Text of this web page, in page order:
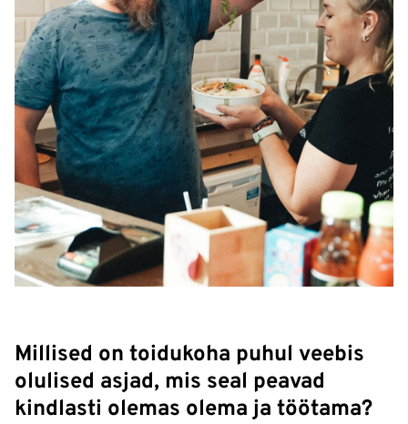
Millised on toidukoha puhul veebis
olulised asjad, mis seal peavad
kindlasti olemas olema ja töötama?